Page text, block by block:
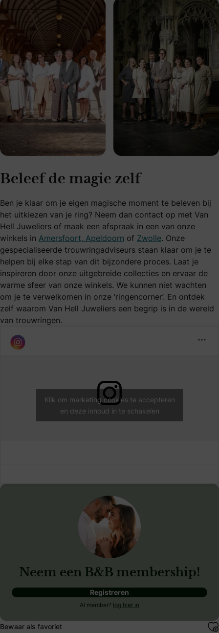
Beleef de magie zelf
Ben je klaar om je eigen magische moment te beleven bij
het uitkiezen van je ring? Neem dan contact op met Van
Hell Juweliers of maak een afspraak in een van onze
winkels in Amersfoort, Apeldoorn of Zwolle. Onze
gespecialiseerde trouwringadviseurs staan klaar om je te
helpen bij elke stap van dit bijzondere proces. Laat je
inspireren door onze uitgebreide collecties en ervaar de
warme sfeer van onze winkels. We kunnen niet wachten
om je te verwelkomen in onze ‘ringencorner’. En ontdek
zelf waarom Van Hell Juweliers een begrip is in de wereld
van trouwringen.
Klik om marketing cookies te accepteren
en deze inhoud in te schakelen
Neem een B&B membership!
Registreren
Al member? log hier in
Bewaar als favoriet